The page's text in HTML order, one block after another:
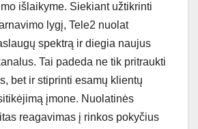
išlaikyme. Siekiant užtikrinti
lygį, Tele2 nuolat
spektrą ir diegia naujus
Tai padeda ne tik pritraukti
bet ir stiprinti esamų klientų
įmone. Nuolatinės
reagavimas į rinkos pokyčius